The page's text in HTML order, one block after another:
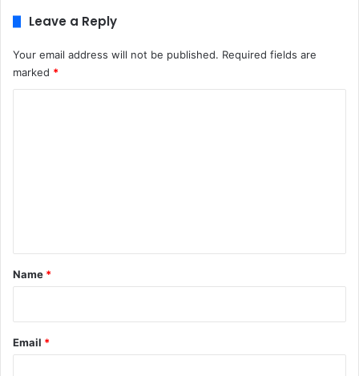
Leave a Reply
Your email address will not be published. Required fields are
marked *
*
Name *
Email *